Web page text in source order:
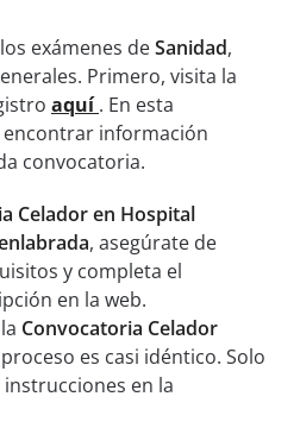
exámenes deSanidad,
Primero, visita la
aquí. En esta
información
convocatoria.
Celador en Hospital
, asegúrate de
y completa el
en la web.
Convocatoria Celador
es casi idéntico. Solo
en la